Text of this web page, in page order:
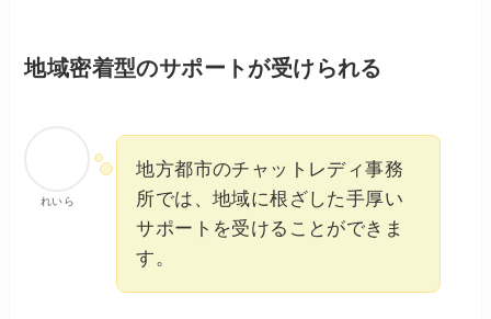
地域密着型のサポートが受けられる
れいら
地方都市のチャットレディ事務
所では、地域に根ざした手厚い
サポートを受けることができま
す。